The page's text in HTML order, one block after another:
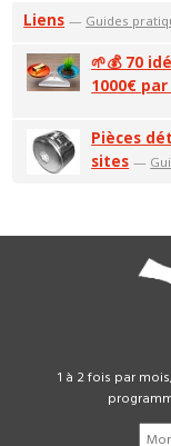
Liens — Guides
🌱💰 70
1000€
Pièces
sites —
1 à 2 fois par